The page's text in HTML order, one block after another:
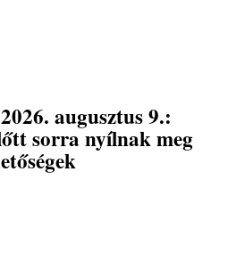
augusztus 9.:
sorra nyílnak meg